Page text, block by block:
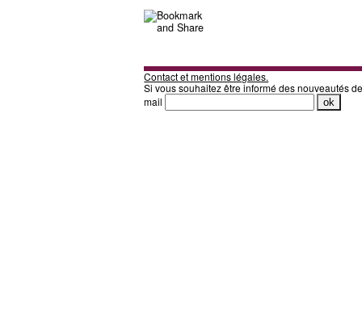
Contact et mentions légales.
Si vous souhaitez être informé des nouveautés
mail